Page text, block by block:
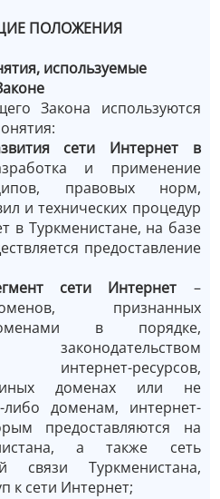
ПОЛОЖЕНИЯ
используемые
Закона используются
сети Интернет в
и применение
правовых норм,
и технических процедур
в Туркменистане, на базе
предоставление
сети Интернет –
признанных
в порядке,
ресурсов,
доменах или не
доменам, интернет-
предоставляются на
а также сеть
связи Туркменистана,
к сети Интернет;